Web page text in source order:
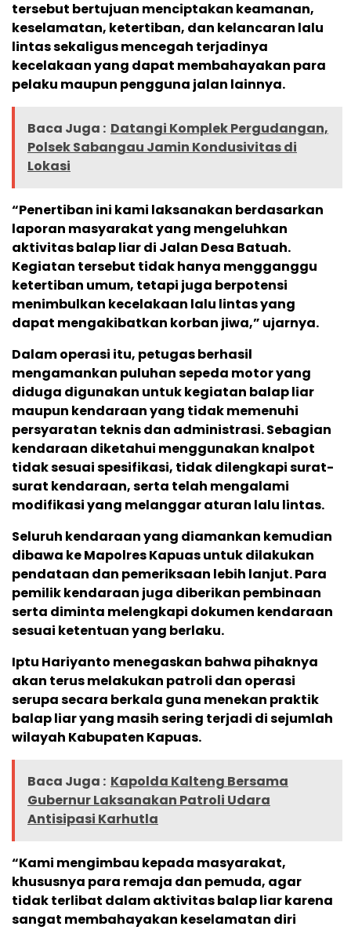
tersebut bertujuan menciptakan keamanan,
keselamatan, ketertiban, dan kelancaran lalu
lintas sekaligus mencegah terjadinya
kecelakaan yang dapat membahayakan para
pelaku maupun pengguna jalan lainnya.
Baca Juga : Datangi Komplek Pergudangan,
Polsek Sabangau Jamin Kondusivitas di
Lokasi
“Penertiban ini kami laksanakan berdasarkan
laporan masyarakat yang mengeluhkan
aktivitas balap liar di Jalan Desa Batuah.
Kegiatan tersebut tidak hanya mengganggu
ketertiban umum, tetapi juga berpotensi
menimbulkan kecelakaan lalu lintas yang
dapat mengakibatkan korban jiwa,” ujarnya.
Dalam operasi itu, petugas berhasil
mengamankan puluhan sepeda motor yang
diduga digunakan untuk kegiatan balap liar
maupun kendaraan yang tidak memenuhi
persyaratan teknis dan administrasi. Sebagian
kendaraan diketahui menggunakan knalpot
tidak sesuai spesifikasi, tidak dilengkapi surat-
surat kendaraan, serta telah mengalami
modifikasi yang melanggar aturan lalu lintas.
Seluruh kendaraan yang diamankan kemudian
dibawa ke Mapolres Kapuas untuk dilakukan
pendataan dan pemeriksaan lebih lanjut. Para
pemilik kendaraan juga diberikan pembinaan
serta diminta melengkapi dokumen kendaraan
sesuai ketentuan yang berlaku.
Iptu Hariyanto menegaskan bahwa pihaknya
akan terus melakukan patroli dan operasi
serupa secara berkala guna menekan praktik
balap liar yang masih sering terjadi di sejumlah
wilayah Kabupaten Kapuas.
Baca Juga : Kapolda Kalteng Bersama
Gubernur Laksanakan Patroli Udara
Antisipasi Karhutla
“Kami mengimbau kepada masyarakat,
khususnya para remaja dan pemuda, agar
tidak terlibat dalam aktivitas balap liar karena
sangat membahayakan keselamatan diri